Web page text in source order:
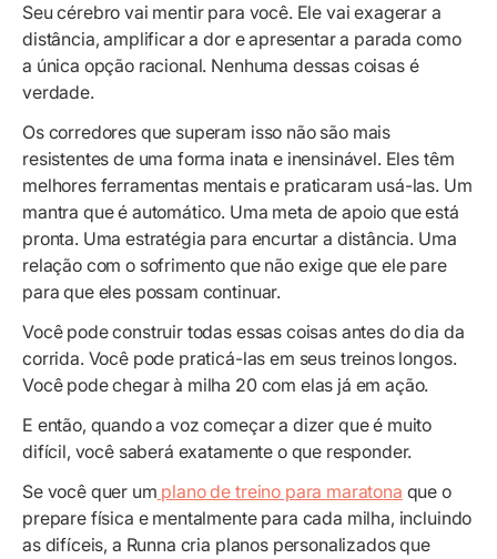
Seu cérebro vai mentir para você. Ele vai exagerar a
distância, amplificar a dor e apresentar a parada como
a única opção racional. Nenhuma dessas coisas é
verdade.
Os corredores que superam isso não são mais
resistentes de uma forma inata e inensinável. Eles têm
melhores ferramentas mentais e praticaram usá-las. Um
mantra que é automático. Uma meta de apoio que está
pronta. Uma estratégia para encurtar a distância. Uma
relação com o sofrimento que não exige que ele pare
para que eles possam continuar.
Você pode construir todas essas coisas antes do dia da
corrida. Você pode praticá-las em seus treinos longos.
Você pode chegar à milha 20 com elas já em ação.
E então, quando a voz começar a dizer que é muito
difícil, você saberá exatamente o que responder.
Se você quer um plano de treino para maratona que o
prepare física e mentalmente para cada milha, incluindo
as difíceis, a Runna cria planos personalizados que